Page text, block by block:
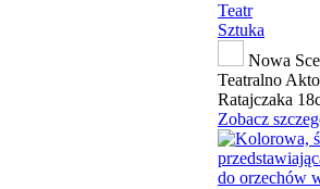
Teatr
Sztuka
Nowa
Teatralno
Ratajczaka
Zobacz